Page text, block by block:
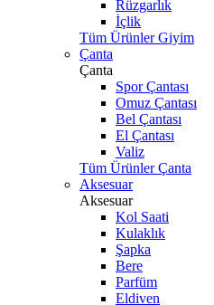
Rüzgarlık
İçlik
Tüm Ürünler Giyim
Çanta
Çanta
Spor Çantası
Omuz Çantası
Bel Çantası
El Çantası
Valiz
Tüm Ürünler Çanta
Aksesuar
Aksesuar
Kol Saati
Kulaklık
Şapka
Bere
Parfüm
Eldiven